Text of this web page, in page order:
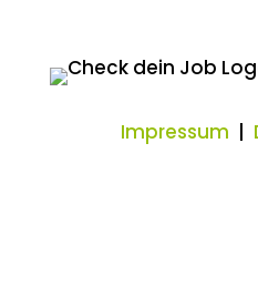
Impressum |